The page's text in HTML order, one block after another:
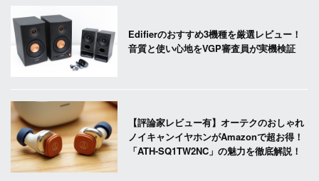
Edifierのおすすめ3機種を厳選レビュー！
音質と使い心地をVGP審査員が実機検証
【評論家レビュー有】オーテクのおしゃれ
ノイキャンイヤホンがAmazonで超お得！
「ATH-SQ1TW2NC」の魅力を徹底解説！